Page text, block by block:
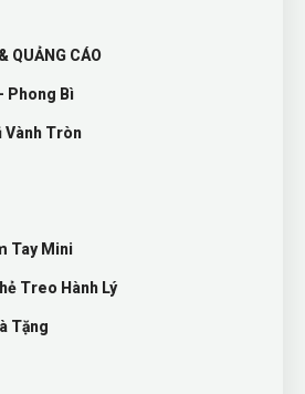
QUẢNG CÁO
Phong Bì
Vành Tròn
Tay Mini
Treo Hành Lý
Tặng